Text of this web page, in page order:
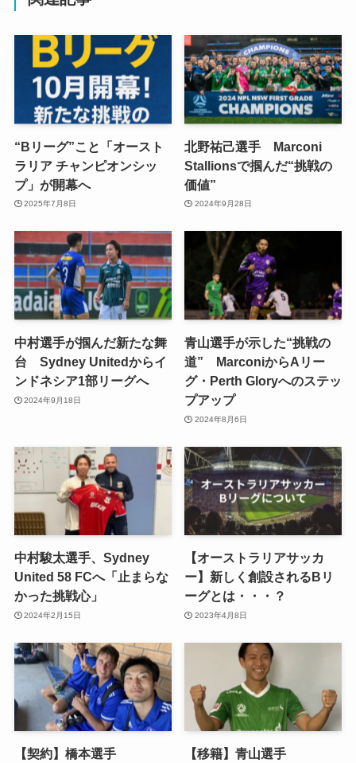
“Bリーグ”こと「オースト
ラリア チャンピオンシッ
プ」が開幕へ
2025年7月8日
北野祐己選手 Marconi
Stallionsで掴んだ“挑戦の
価値”
2024年9月28日
中村選手が掴んだ新たな舞
台 Sydney Unitedからイ
ンドネシア1部リーグへ
2024年9月18日
青山選手が示した“挑戦の
道” MarconiからAリー
グ・Perth Gloryへのステッ
プアップ
2024年8月6日
中村駿太選手、Sydney
United 58 FCへ「止まらな
かった挑戦心」
2024年2月15日
【オーストラリアサッカ
ー】新しく創設されるBリ
ーグとは・・・？
2023年4月8日
【契約】橋本選手 【移籍】青山選手